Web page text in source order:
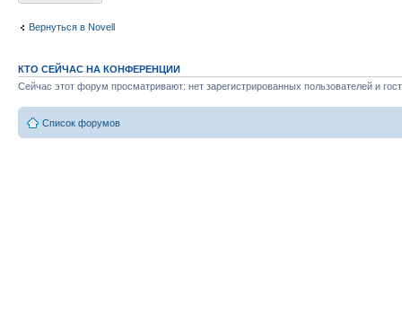
Вернуться в Novell
КТО СЕЙЧАС НА КОНФЕРЕНЦИИ
Сейчас этот форум просматривают: нет зарегистрированных пользователей и
Список форумов